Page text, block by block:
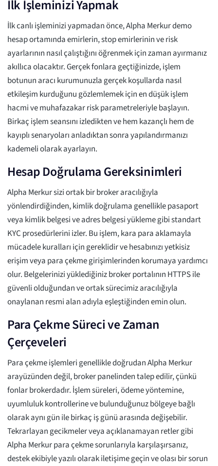
İlk İşleminizi Yapmak
İlk canlı işleminizi yapmadan önce, Alpha Merkur demo
hesap ortamında emirlerin, stop emirlerinin ve risk
ayarlarının nasıl çalıştığını öğrenmek için zaman ayırmanız
akıllıca olacaktır. Gerçek fonlara geçtiğinizde, işlem
botunun aracı kurumunuzla gerçek koşullarda nasıl
etkileşim kurduğunu gözlemlemek için en düşük işlem
hacmi ve muhafazakar risk parametreleriyle başlayın.
Birkaç işlem seansını izledikten ve hem kazançlı hem de
kayıplı senaryoları anladıktan sonra yapılandırmanızı
kademeli olarak ayarlayın.
Hesap Doğrulama Gereksinimleri
Alpha Merkur sizi ortak bir broker aracılığıyla
yönlendirdiğinden, kimlik doğrulama genellikle pasaport
veya kimlik belgesi ve adres belgesi yükleme gibi standart
KYC prosedürlerini izler. Bu işlem, kara para aklamayla
mücadele kuralları için gereklidir ve hesabınızı yetkisiz
erişim veya para çekme girişimlerinden korumaya yardımcı
olur. Belgelerinizi yüklediğiniz broker portalının HTTPS ile
güvenli olduğundan ve ortak sürecimiz aracılığıyla
onaylanan resmi alan adıyla eşleştiğinden emin olun.
Para Çekme Süreci ve Zaman
Çerçeveleri
Para çekme işlemleri genellikle doğrudan Alpha Merkur
arayüzünden değil, broker panelinden talep edilir, çünkü
fonlar brokerdadır. İşlem süreleri, ödeme yöntemine,
uyumluluk kontrollerine ve bulunduğunuz bölgeye bağlı
olarak aynı gün ile birkaç iş günü arasında değişebilir.
Tekrarlayan gecikmeler veya açıklanamayan retler gibi
Alpha Merkur para çekme sorunlarıyla karşılaşırsanız,
destek ekibiyle yazılı olarak iletişime geçin ve olası bir sorun